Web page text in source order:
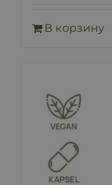
В корзину